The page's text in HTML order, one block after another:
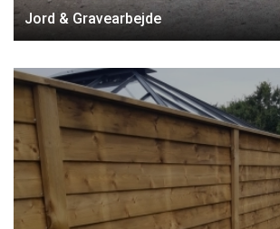
Jord & Gravearbejde